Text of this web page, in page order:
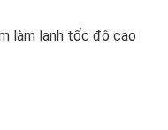
làm lạnh tốc độ cao